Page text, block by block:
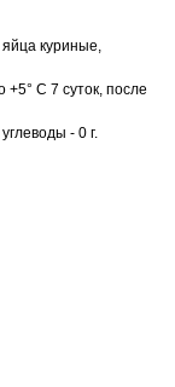
яйца куриные,
+5° С 7 суток, после
- 0 г.